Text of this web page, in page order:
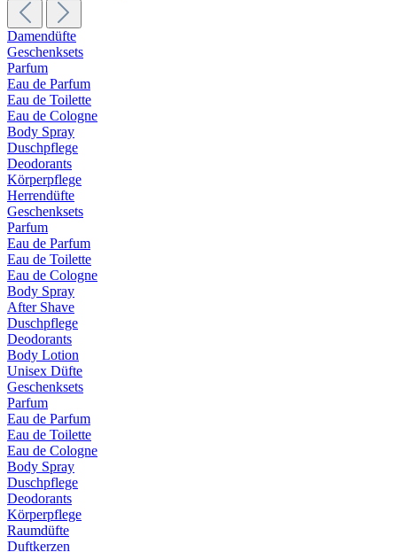
Damendüfte
Geschenksets
Parfum
Eau de Parfum
Eau de Toilette
Eau de Cologne
Body Spray
Duschpflege
Deodorants
Körperpflege
Herrendüfte
Geschenksets
Parfum
Eau de Parfum
Eau de Toilette
Eau de Cologne
Body Spray
After Shave
Duschpflege
Deodorants
Body Lotion
Unisex Düfte
Geschenksets
Parfum
Eau de Parfum
Eau de Toilette
Eau de Cologne
Body Spray
Duschpflege
Deodorants
Körperpflege
Raumdüfte
Duftkerzen